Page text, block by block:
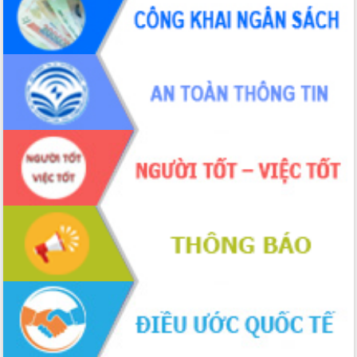
ứng để giữ vững thị trường xuất khẩu
Diễn đàn Kinh tế tư nhân Việt Nam đột
phá cơ chế - Hợp tác công tư
Đề án 06 tạo bước ngoặt đột phá trong
cải cách hành chính tỉnh Đắk Lắk
Kết nối tour, đẩy mạnh chuyển đổi số
để phát triển du lịch Đắk Lắk
Khởi động Dự án Đầu tư xây dựng hạ
tầng kỹ thuật Cụm công nghiệp Tân
Tiến
Gặp mặt các cơ quan báo chí nhân Kỷ
niệm 101 năm Ngày Báo chí Cách
mạng Việt Nam
Đắk Lắk sơ kết 4 năm triển khai thực
hiện Đề án 06 của Chính phủ
Họp báo thông tin về Hội nghị Công bố
Quy hoạch và Xúc tiến đầu tư tỉnh Đắk
Lắk
Khơi thông điểm nghẽn, đẩy nhanh
giải ngân vốn khắc phục thiên tai